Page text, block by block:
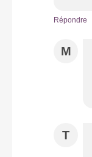
Répondre
M
T